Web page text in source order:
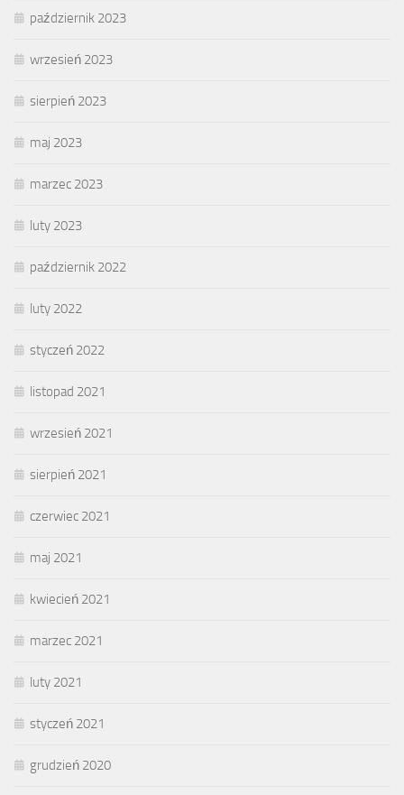
październik 2023
wrzesień 2023
sierpień 2023
maj 2023
marzec 2023
luty 2023
październik 2022
luty 2022
styczeń 2022
listopad 2021
wrzesień 2021
sierpień 2021
czerwiec 2021
maj 2021
kwiecień 2021
marzec 2021
luty 2021
styczeń 2021
grudzień 2020